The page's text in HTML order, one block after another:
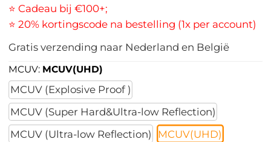
⭐ Cadeau bij €100+;
⭐ 20% kortingscode na bestelling (1x per account)
Gratis verzending naar Nederland en België
MCUV: MCUV(UHD)
MCUV (Explosive Proof )
MCUV (Super Hard&Ultra-low Reflection)
MCUV (Ultra-low Reflection)
MCUV(UHD)